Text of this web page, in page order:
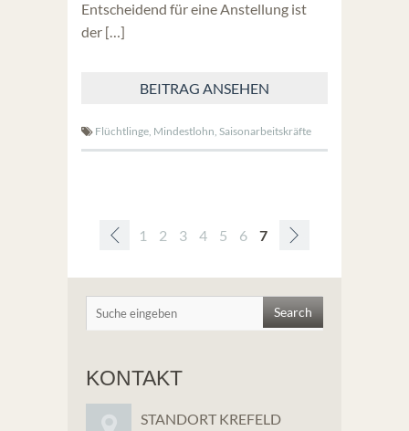
Entscheidend für eine Anstellung ist
der […]
BEITRAG ANSEHEN
Flüchtlinge, Mindestlohn, Saisonarbeitskräfte
1 2 3 4 5 6
7
13
KONTAKT
STANDORT KREFELD